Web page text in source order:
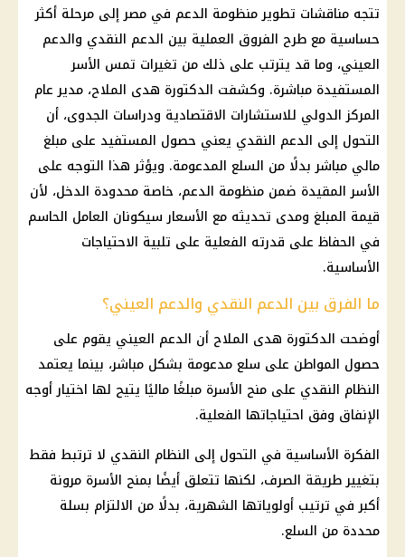
تتجه مناقشات تطوير منظومة الدعم في مصر إلى مرحلة أكثر
حساسية مع طرح الفروق العملية بين الدعم النقدي والدعم
العيني، وما قد يترتب على ذلك من تغيرات تمس الأسر
المستفيدة مباشرة. وكشفت الدكتورة هدى الملاح، مدير عام
المركز الدولي للاستشارات الاقتصادية ودراسات الجدوى، أن
التحول إلى الدعم النقدي يعني حصول المستفيد على مبلغ
مالي مباشر بدلًا من السلع المدعومة. ويؤثر هذا التوجه على
الأسر المقيدة ضمن منظومة الدعم، خاصة محدودة الدخل، لأن
قيمة المبلغ ومدى تحديثه مع الأسعار سيكونان العامل الحاسم
في الحفاظ على قدرته الفعلية على تلبية الاحتياجات
الأساسية.
ما الفرق بين الدعم النقدي والدعم العيني؟
أوضحت الدكتورة هدى الملاح أن الدعم العيني يقوم على
حصول المواطن على سلع مدعومة بشكل مباشر، بينما يعتمد
النظام النقدي على منح الأسرة مبلغًا ماليًا يتيح لها اختيار أوجه
الإنفاق وفق احتياجاتها الفعلية.
الفكرة الأساسية في التحول إلى النظام النقدي لا ترتبط فقط
بتغيير طريقة الصرف، لكنها تتعلق أيضًا بمنح الأسرة مرونة
أكبر في ترتيب أولوياتها الشهرية، بدلًا من الالتزام بسلة
محددة من السلع.